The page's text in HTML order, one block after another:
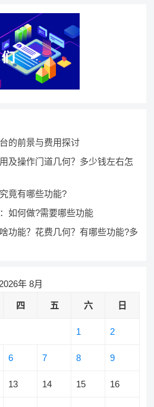
的前景与费用探讨
及操作门道几何？多少钱左右怎
竟有哪些功能?
如何做?需要哪些功能
功能？花费几何？有哪些功能?多
2026年 8月
四 五 六 日
1 2
6 7 8 9
13 14 15 16